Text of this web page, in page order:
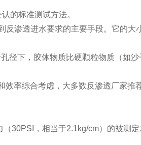
的标准测试方法。
渗透进水要求的主要手段。它的大
径下，胶体物质比硬颗粒物质（如
率综合考虑，大多数反渗透厂家推
30PSI，相当于2.1kg/cm）的被测